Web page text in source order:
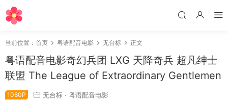
当前位置： 首页 粤语配音电影 无台标 正文
粤语配音电影奇幻兵团 LXG 天降奇兵 超凡绅士
联盟 The League of Extraordinary Gentlemen
1080P 无台标 · 粤语配音电影